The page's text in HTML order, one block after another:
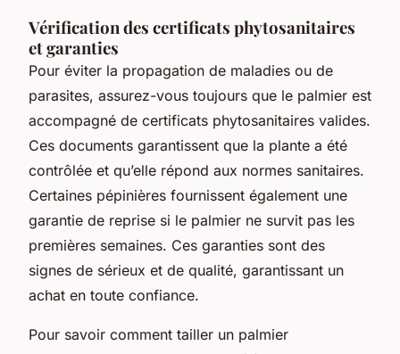
Vérification des certificats phytosanitaires
et garanties
Pour éviter la propagation de maladies ou de
parasites, assurez-vous toujours que le palmier est
accompagné de certificats phytosanitaires valides.
Ces documents garantissent que la plante a été
contrôlée et qu’elle répond aux normes sanitaires.
Certaines pépinières fournissent également une
garantie de reprise si le palmier ne survit pas les
premières semaines. Ces garanties sont des
signes de sérieux et de qualité, garantissant un
achat en toute confiance.
Pour savoir comment tailler un palmier